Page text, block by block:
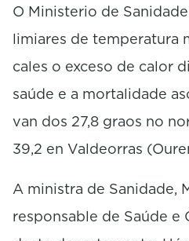
O Ministerio de
limiares de temperatura
cales o exceso de calor
saúde e a mortalidade
van dos 27,8 graos no
39,2 en Valdeorras
A ministra de Sanidade,
responsable de Saúde e